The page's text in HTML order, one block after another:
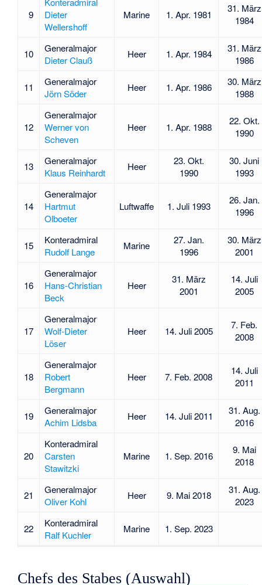
9
Dieter
Wellershoff
Marine 1. Apr. 1981
31. März
1984
10
Generalmajor
Dieter Clauß
Heer 1. Apr. 1984
31. März
1986
11
Generalmajor
Jörn Söder
Heer 1. Apr. 1986
30. März
1988
12
Generalmajor
Werner von
Scheven
Heer 1. Apr. 1988
22. Okt.
1990
13
Generalmajor
Klaus Reinhardt
Heer
23. Okt.
1990
30. Juni
1993
14
Generalmajor
Hartmut
Olboeter
Luftwaffe 1. Juli 1993
26. Jan.
1996
15
Konteradmiral
Rudolf Lange
Marine
27. Jan.
1996
30. März
2001
16
Generalmajor
Hans-Christian
Beck
Heer
31. März
2001
14. Juli
2005
17
Generalmajor
Wolf-Dieter
Löser
Heer 14. Juli 2005
7. Feb.
2008
18
Generalmajor
Robert
Bergmann
Heer 7. Feb. 2008
14. Juli
2011
19
Generalmajor
Achim Lidsba
Heer 14. Juli 2011
31. Aug.
2016
20
Konteradmiral
Carsten
Stawitzki
Marine 1. Sep. 2016
9. Mai
2018
21
Generalmajor
Oliver Kohl
Heer 9. Mai 2018
31. Aug.
2023
22
Konteradmiral
Ralf Kuchler
Marine 1. Sep. 2023
Chefs des Stabes (Auswahl)